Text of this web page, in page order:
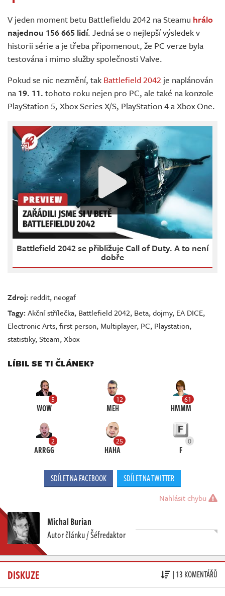
V jeden moment betu Battlefieldu 2042 na Steamu hrálo
najednou 156 665 lidí. Jedná se o nejlepší výsledek v
historii série a je třeba připomenout, že PC verze byla
testována i mimo služby společnosti Valve.
Pokud se nic nezmění, tak Battlefield 2042 je naplánován
na 19. 11. tohoto roku nejen pro PC, ale také na konzole
PlayStation 5, Xbox Series X/S, PlayStation 4 a Xbox One.
Battlefield 2042 se přibližuje Call of Duty. A to není
dobře
Zdroj: reddit, neogaf
Tagy:Akční střílečka, Battlefield 2042, Beta,dojmy, EA DICE,
Electronic Arts,first person, Multiplayer, PC, Playstation,
statistiky,Steam,Xbox
LÍBIL SE TI ČLÁNEK?
5
WOW
12
MEH
61
HMMM
2
ARRGG
25
HAHA
0
F
SDÍLET NA FACEBOOK SDÍLET NA TWITTER
Nahlásit chybu
Michal Burian
Autor článku / Šéfredaktor
DISKUZE | 13 KOMENTÁŘŮ